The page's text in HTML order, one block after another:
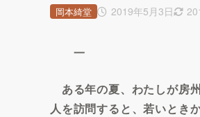
2019年5月3日
岡本綺堂
一
ある年の夏、わたしが房
人を訪問すると、若いとき